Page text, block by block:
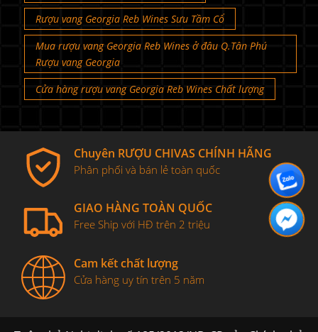
Rượu vang Georgia Reb Wines Sưu Tầm Cổ
Mua rượu vang Georgia Reb Wines ở đâu Q.Tân Phú
Rượu vang Georgia
Cửa hàng rượu vang Georgia Reb Wines Chất lượng
Chuyên RƯỢU CHIVAS CHÍNH HÃNG
Phân phối và bán lẻ toàn quốc
GIAO HÀNG TOÀN QUỐC
Free Ship với HĐ trên 2 triệu
Cam kết chất lượng
Cửa hàng uy tín trên 5 năm